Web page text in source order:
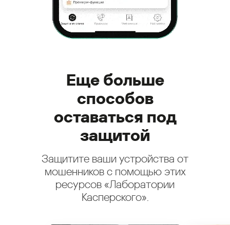
Еще больше
способов
оставаться под
защитой
Защитите ваши устройства от
мошенников с помощью этих
ресурсов «Лаборатории
Касперского».